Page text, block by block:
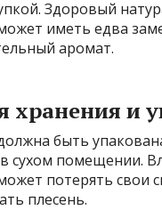
Здоровый
иметь едва
аромат.
хранения и
быть
в сухом помещении.
потерять свои
плесень.